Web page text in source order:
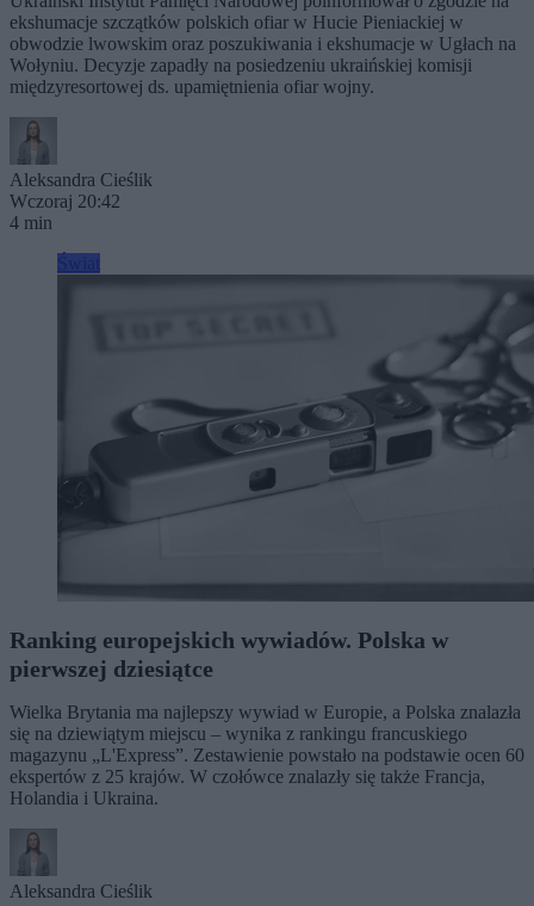
ekshumacje szczątków polskich ofiar w Hucie Pieniackiej w
obwodzie lwowskim oraz poszukiwania i ekshumacje w Ugłach na
Wołyniu. Decyzje zapadły na posiedzeniu ukraińskiej komisji
międzyresortowej ds. upamiętnienia ofiar wojny.
Aleksandra Cieślik
Wczoraj 20:42
4 min
Ranking europejskich wywiadów. Polska w
pierwszej dziesiątce
Wielka Brytania ma najlepszy wywiad w Europie, a Polska znalazła
się na dziewiątym miejscu – wynika z rankingu francuskiego
magazynu „L'Express”. Zestawienie powstało na podstawie ocen 60
ekspertów z 25 krajów. W czołówce znalazły się także Francja,
Holandia i Ukraina.
Aleksandra Cieślik